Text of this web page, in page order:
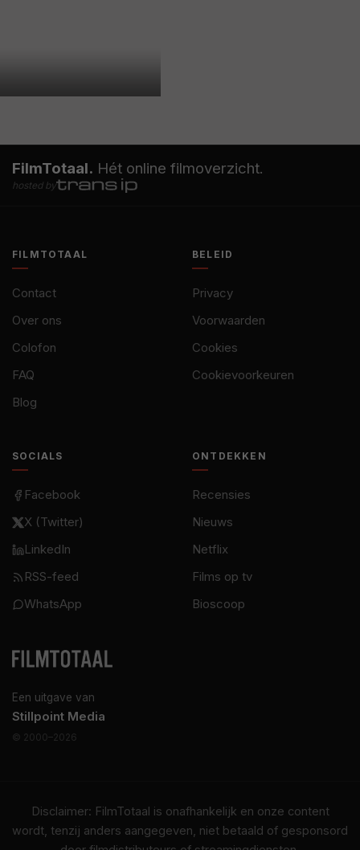
FilmTotaal. Hét online filmoverzicht.
hosted by
Een uitgave van
Stillpoint Media
© 2000–2026
FILMTOTAAL
Contact
Over ons
Colofon
FAQ
Blog
BELEID
Privacy
Voorwaarden
Cookies
Cookievoorkeuren
SOCIALS
Facebook
X (Twitter)
LinkedIn
RSS-feed
WhatsApp
ONTDEKKEN
Recensies
Nieuws
Netflix
Films op tv
Bioscoop
Disclaimer: FilmTotaal is onafhankelijk en onze content
wordt, tenzij anders aangegeven, niet betaald of gesponsord